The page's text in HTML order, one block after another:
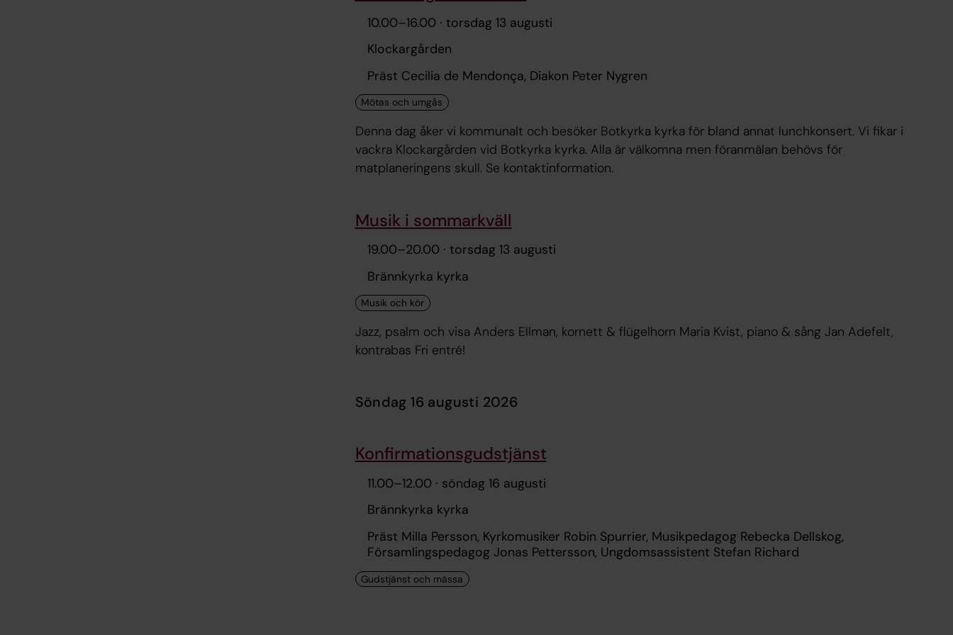
10.00–16.00 · torsdag 13 augusti
Klockargården
Präst Cecilia de Mendonça, Diakon Peter Nygren
Denna dag åker vi kommunalt och besöker Botkyrka kyrka för bland annat lunchkonsert. Vi fikar i
vackra Klockargården vid Botkyrka kyrka. Alla är välkomna men föranmälan behövs för
matplaneringens skull. Se kontaktinformation.
Musik i sommarkväll
19.00–20.00 · torsdag 13 augusti
Brännkyrka kyrka
Jazz, psalm och visa Anders Ellman, kornett & flügelhorn Maria Kvist, piano & sång Jan Adefelt,
kontrabas Fri entré!
söndag 16 augusti 2026
Konfirmationsgudstjänst
11.00–12.00 · söndag 16 augusti
Brännkyrka kyrka
Präst Milla Persson, Kyrkomusiker Robin Spurrier, Musikpedagog Rebecka Dellskog,
Församlingspedagog Jonas Pettersson, Ungdomsassistent Stefan Richard